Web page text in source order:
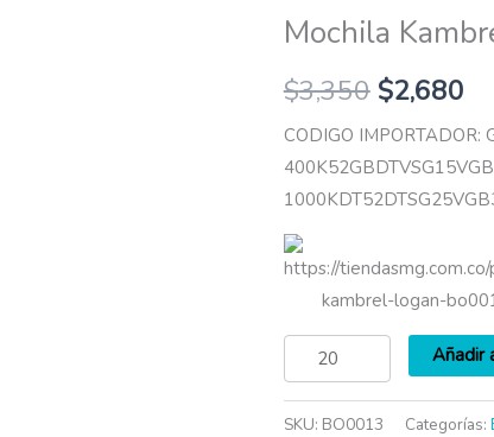
Mochila
$3,350 $2,680
CODIGO
https://
kambrel-logan-
cantidad
Añadir
SKU: BO0013 Categorías: